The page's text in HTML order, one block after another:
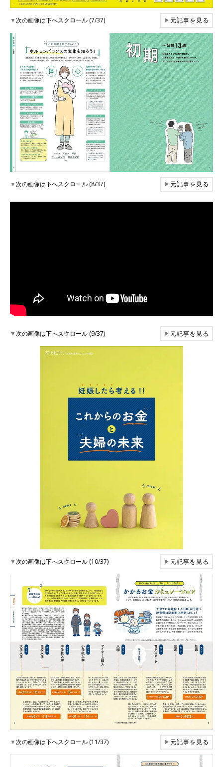
▼次の画像は下へスクロール (7/37) ▶元記事を見る
▼次の画像は下へスクロール (8/37) ▶元記事を見る
▼次の画像は下へスクロール (9/37) ▶元記事を見る
▼次の画像は下へスクロール (10/37) ▶元記事を見る
▼次の画像は下へスクロール (11/37) ▶元記事を見る